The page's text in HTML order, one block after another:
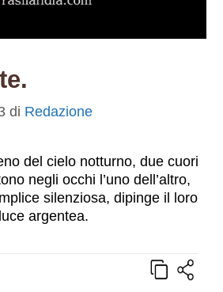
di Redazione
del cielo notturno, due cuori
negli occhi l’uno dell’altro,
silenziosa, dipinge il loro
argentea.